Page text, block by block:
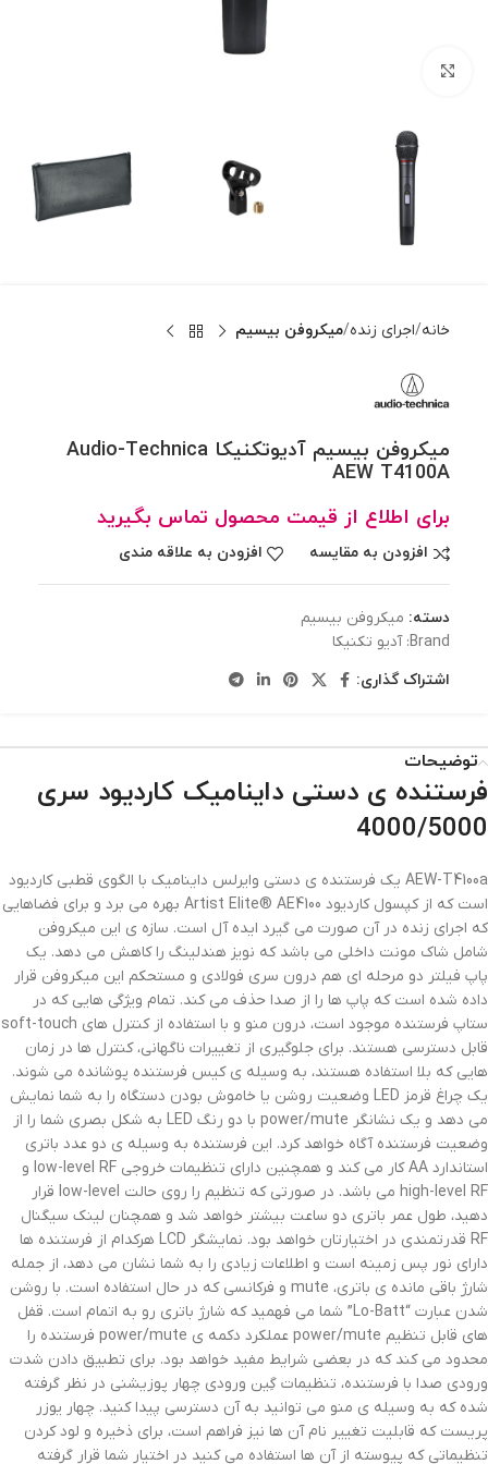
خانه اجرای زنده میکروفن بیسیم
میکروفن بیسیم آدیوتکنیکا Audio-Technica
AEW T4100A
برای اطلاع از قیمت محصول تماس بگیرید
افزودن به مقایسه افزودن به علاقه مندی
دسته: میکروفن بیسیم
Brand: آدیو تکنیکا
اشتراک گذاری:
توضیحات
فرستنده ی دستی داینامیک کاردیود سری
4000/5000
AEW-T4100a یک فرستنده ی دستی وایرلس داینامیک با الگوی قطبی کاردیود
است که از کپسول کاردیود Artist Elite® AE4100 بهره می برد و برای فضاهایی
که اجرای زنده در آن صورت می گیرد ایده آل است. سازه ی این میکروفن
شامل شاک مونت داخلی می باشد که نویز هندلینگ را کاهش می دهد. یک
پاپ فیلتر دو مرحله ای هم درون سری فولادی و مستحکم این میکروفن قرار
داده شده است که پاپ ها را از صدا حذف می کند. تمام ویژگی هایی که در
ستاپ فرستنده موجود است، درون منو و با استفاده از کنترل های soft-touch
قابل دسترسی هستند. برای جلوگیری از تغییرات ناگهانی، کنترل ها در زمان
هایی که بلا استفاده هستند، به وسیله ی کیس فرستنده پوشانده می شوند.
یک چراغ قرمز LED وضعیت روشن یا خاموش بودن دستگاه را به شما نمایش
می دهد و یک نشانگر power/mute با دو رنگ LED به شکل بصری شما را از
وضعیت فرستنده آگاه خواهد کرد. این فرستنده به وسیله ی دو عدد باتری
استاندارد AA کار می کند و همچنین دارای تنظیمات خروجی low-level RF و
high-level RF می باشد. در صورتی که تنظیم را روی حالت low-level قرار
دهید، طول عمر باتری دو ساعت بیشتر خواهد شد و همچنان لینک سیگنال
RF قدرتمندی در اختیارتان خواهد بود. نمایشگر LCD هرکدام از فرستنده ها
دارای نور پس زمینه است و اطلاعات زیادی را به شما نشان می دهد، از جمله
شارژ باقی مانده ی باتری، mute و فرکانسی که در حال استفاده است. با روشن
شدن عبارت “Lo-Batt” شما می فهمید که شارژ باتری رو به اتمام است. قفل
های قابل تنظیم power/mute عملکرد دکمه ی power/mute فرستنده را
محدود می کند که در بعضی شرایط مفید خواهد بود. برای تطبیق دادن شدت
ورودی صدا با فرستنده، تنظیمات گِین ورودی چهار پوزیشنی در نظر گرفته
شده که به وسیله ی منو می توانید به آن دسترسی پیدا کنید. چهار یوزر
پریست که قابلیت تغییر نام آن ها نیز فراهم است، برای ذخیره و لود کردن
تنظیماتی که پیوسته از آن ها استفاده می کنید در اختیار شما قرار گرفته